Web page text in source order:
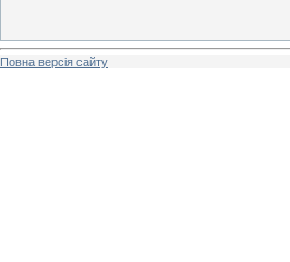
Повна версія сайту